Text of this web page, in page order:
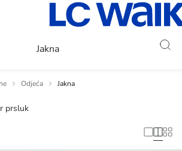
Jakna
Odjeća Jakna
prsluk